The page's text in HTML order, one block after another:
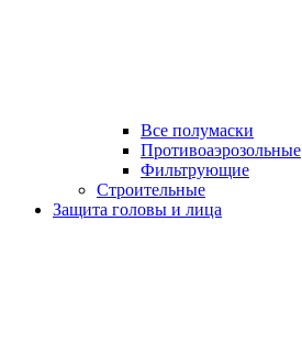
Все полумаски
Противоаэрозольные
Фильтрующие
Строительные
Защита головы и лица